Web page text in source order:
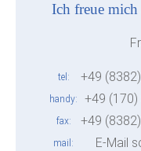
Ich freue
tel +49
handy +49
fax +49
mail E-Mail